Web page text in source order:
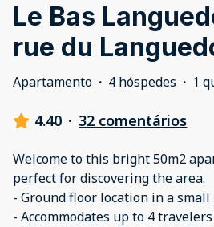
Le Bas
rue du
Apartamento · 4 hóspedes · 1
4.40 · 32 comentários
Welcome to this bright 50m2
perfect for discovering the area.
- Ground floor location in a small
- Accommodates up to 4